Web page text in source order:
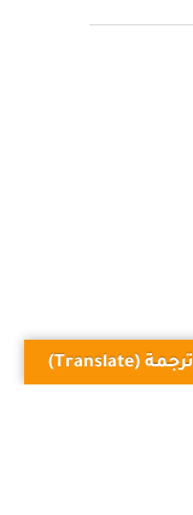
ترجمة (Translate)